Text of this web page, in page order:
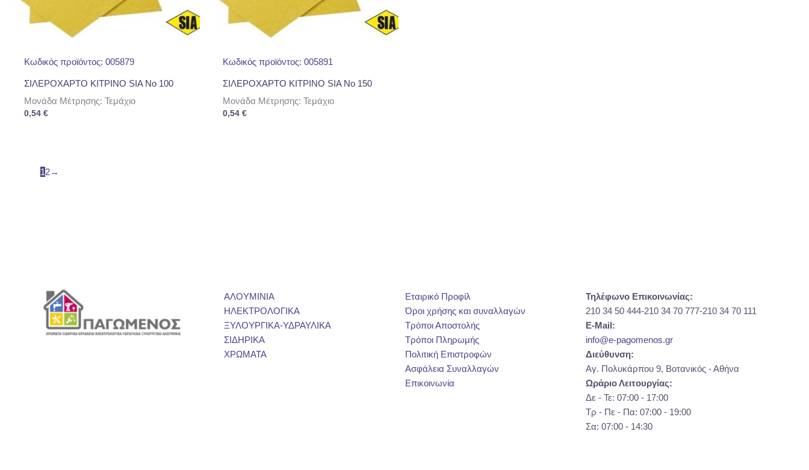
Κωδικός προϊόντος: 005879
ΣΙΛΕΡΟΧΑΡΤΟ ΚΙΤΡΙΝΟ SIA Νο 100
Μονάδα Μέτρησης: Τεμάχιο
0,54 €
Κωδικός προϊόντος: 005891
ΣΙΛΕΡΟΧΑΡΤΟ ΚΙΤΡΙΝΟ SIA Νο 150
Μονάδα Μέτρησης: Τεμάχιο
0,54 €
12→
ΑΛΟΥΜΙΝΙΑ
ΗΛΕΚΤΡΟΛΟΓΙΚΑ
ΞΥΛΟΥΡΓΙΚΑ-ΥΔΡΑΥΛΙΚΑ
ΣΙΔΗΡΙΚΑ
ΧΡΩΜΑΤΑ
Εταιρικό Προφίλ
Όροι χρήσης και συναλλαγών
Τρόποι Αποστολής
Τρόποι Πληρωμής
Πολιτική Επιστροφών
Ασφάλεια Συναλλαγών
Επικοινωνία
Τηλέφωνο Επικοινωνίας:
210 34 50 444-210 34 70 777-210 34 70 111
E-Mail:
info@e-pagomenos.gr
Διεύθυνση:
Αγ. Πολυκάρπου 9, Βοτανικός - Αθήνα
Ωράριο Λειτουργίας:
Δε - Τε: 07:00 - 17:00
Τρ - Πε - Πα: 07:00 - 19:00
Σα: 07:00 - 14:30